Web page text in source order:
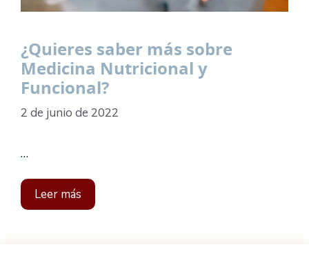
¿Quieres saber más sobre
Medicina Nutricional y
Funcional?
2 de junio de 2022
…
Leer más